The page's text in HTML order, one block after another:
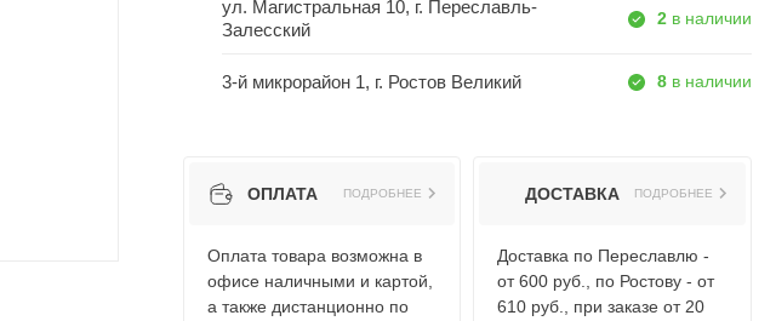
ул. Магистральная 10, г. Переславль-
Залесский
2 в наличии
3-й микрорайон 1, г. Ростов Великий 8 в наличии
ОПЛАТА ПОДРОБНЕЕ
Оплата товара возможна в
офисе наличными и картой,
а также дистанционно по
ДОСТАВКА ПОДРОБНЕЕ
Доставка по Переславлю -
от 600 руб., по Ростову - от
610 руб., при заказе от 20